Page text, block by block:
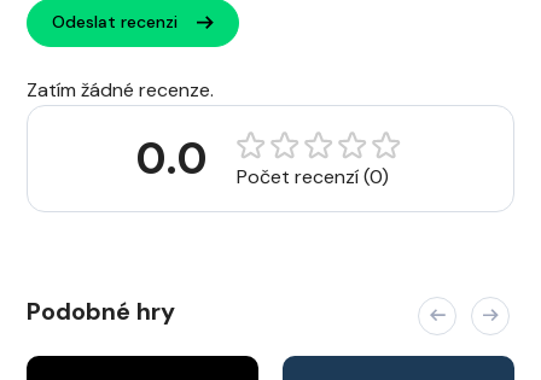
Odeslat recenzi
Zatím žádné recenze.
0.0 Počet recenzí (0)
Podobné hry